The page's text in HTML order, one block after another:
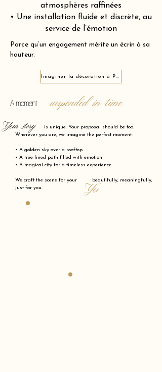
atmosphères raffinées
• Une installation fluide et discrète, au
service de l’émotion
Parce qu’un engagement mérite un écrin à sa
hauteur.
Imaginer la décoration à Paris 7e arrondissement 75007
A moment suspended in time
is unique. Your proposal should be too.
Wherever you are, we imagine the perfect moment:
• A golden sky over a rooftop
• A tree-lined path filled with emotion
• A magical city for a timeless experience
We craft the scene for your beautifully, meaningfully,
just for you.
"Yes"
Your story